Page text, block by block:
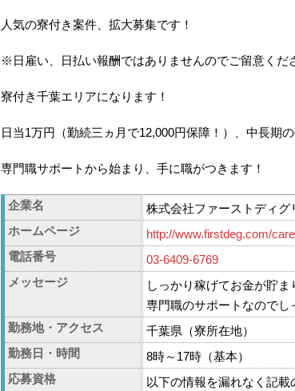
人気の寮付き案件、拡大募集です！
※日雇い、日払い報酬ではありませんのでご留意くだ
寮付き千葉エリアになります！
日当1万円（勤続三ヵ月で12,000円保障！）、中長期
専門職サポートから始まり、手に職がつきます！
企業名
株式会社ファーストディグ
ホームページ
http://www.firstdeg.com/
電話番号
03-6409-6769
メッセージ
しっかり稼げてお金が貯ま
専門職のサポートなのでし
勤務地・アクセス
千葉県（寮所在地）
勤務日・時間
8時～17時（基本）
応募資格
以下の情報を漏れなく記載